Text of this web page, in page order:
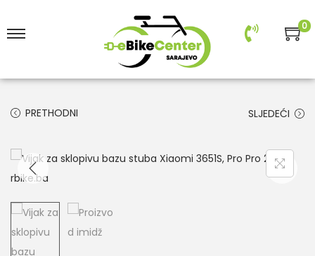
0
PRETHODNI SLJEDEĆI